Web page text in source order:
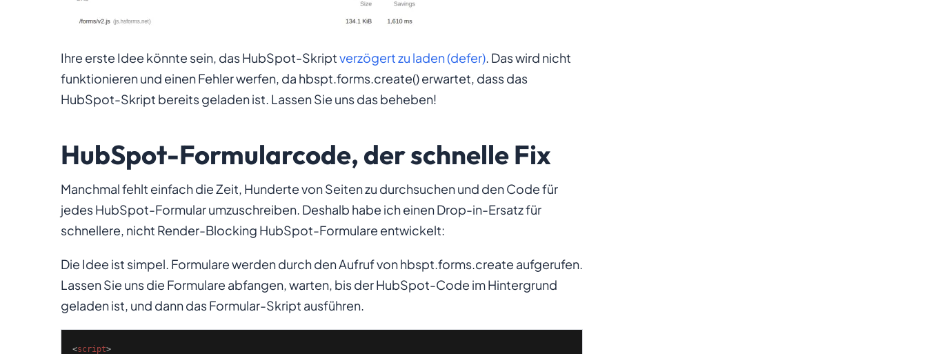
Ihre erste Idee könnte sein, das HubSpot-Skriptverzögert zu laden (defer). Das wird nicht
funktionieren und einen Fehler werfen, da hbspt.forms.create()erwartet, dass das
HubSpot-Skript bereits geladen ist. Lassen Sie uns das beheben!
HubSpot-Formularcode, der schnelle Fix
Manchmal fehlt einfach die Zeit, Hunderte von Seiten zu durchsuchen und den Code für
jedes HubSpot-Formular umzuschreiben. Deshalb habe ich einen Drop-in-Ersatz für
schnellere, nicht Render-Blocking HubSpot-Formulare entwickelt:
Die Idee ist simpel. Formulare werden durch den Aufruf vonhbspt.forms.create aufgerufen.
Lassen Sie uns die Formulare abfangen, warten, bis der HubSpot-Code im Hintergrund
geladen ist, und dann das Formular-Skript ausführen.
<script>